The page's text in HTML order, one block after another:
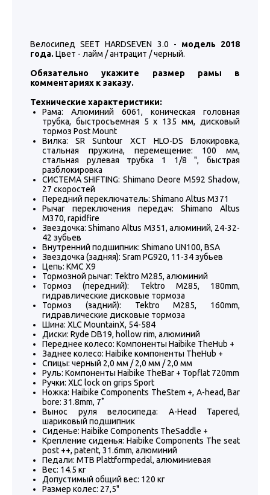
Велосипед SEET HARDSEVEN 3.0 - модель 2018
года. Цвет - лайм / антрацит / черный.
Обязательно укажите размер рамы в
комментариях к заказу.
Технические характеристики:
Рама: Алюминий 6061, коническая головная
трубка, быстросъемная 5 x 135 мм, дисковый
тормоз Post Mount
Вилка: SR Suntour XCT HLO-DS Блокировка,
стальная пружина, перемещение: 100 мм,
стальная рулевая трубка 1 1/8 ", быстрая
разблокировка
СИСТЕМА SHIFTING: Shimano Deore M592 Shadow,
27 скоростей
Передний переключатель: Shimano Altus M371
Рычаг переключения передач: Shimano Altus
M370, rapidfire
Звездочка: Shimano Altus M351, алюминий, 24-32-
42 зубьев
Внутренний подшипник: Shimano UN100, BSA
Звездочка (задняя): Sram PG920, 11-34 зубьев
Цепь: KMC X9
Тормозной рычаг: Tektro M285, алюминий
Тормоз (передний): Tektro M285, 180mm,
гидравлические дисковые тормоза
Тормоз (задний): Tektro M285, 160mm,
гидравлические дисковые тормоза
Шина: XLC MountainX, 54-584
Диски: Ryde DB19, hollow rim, алюминий
Переднее колесо: Компоненты Haibike TheHub +
Заднее колесо: Haibike компоненты TheHub +
Спицы: черный 2,0 мм / 2,0 мм / 2,0 мм
Руль: Компоненты Haibike TheBar + Topflat 720mm
Ручки: XLC lock on grips Sport
Ножка: Haibike Components TheStem +, A-head, Bar
bore: 31.8mm, 7˚
Вынос руля велосипеда: A-Head Tapered,
шариковый подшипник
Сиденье: Haibike Components TheSaddle +
Крепление сиденья: Haibike Components The seat
post ++, patent, 31.6mm, алюминий
Педали: MTB Plattformpedal, алюминиевая
Вес: 14.5 кг
Допустимый общий вес: 120 кг
Размер колес: 27,5"